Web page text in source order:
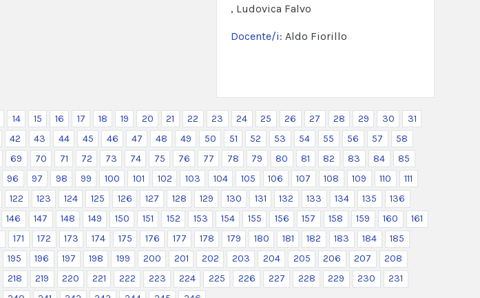
, Ludovica Falvo
Docente/i: Aldo Fiorillo
14 15 16 17 18 19 20 21 22 23 24 25 26 27 28 29 30
31
42 43 44 45 46 47 48 49 50 51 52 53 54 55 56 57
58
69 70 71 72 73 74 75 76 77 78 79 80 81 82 83 84
85
96 97 98 99 100 101 102 103 104 105 106 107 108 109 110
111
122 123 124 125 126 127 128 129 130 131 132 133 134 135
136
146 147 148 149 150 151 152 153 154 155 156 157 158 159 160
161
171 172 173 174 175 176 177 178 179 180 181 182 183 184
185
195 196 197 198 199 200 201 202 203 204 205 206 207
208
218 219 220 221 222 223 224 225 226 227 228 229 230
231